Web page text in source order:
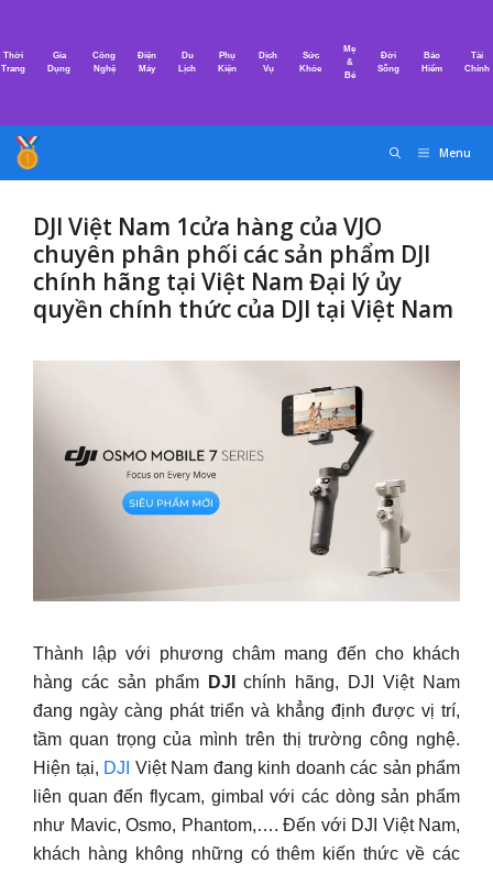
nội
Thời
Trang
Gia
Dụng
Công
Nghệ
Điện
Máy
Du
Lịch
Phụ
Kiện
Dịch
Vụ
Sức
Khỏe
Mẹ
&
Bé
Đời
Sống
Bảo
Hiểm
Tài
Chính
Menu
DJI Việt Nam 1cửa hàng của VJO
chuyên phân phối các sản phẩm DJI
chính hãng tại Việt Nam Đại lý ủy
quyền chính thức của DJI tại Việt Nam
Thành lập với phương châm mang đến cho khách
hàng các sản phẩm
DJI
chính hãng, DJI Việt Nam
đang ngày càng phát triển và khẳng định được vị trí,
tầm quan trọng của mình trên thị trường công nghệ.
Hiện tại, DJI Việt Nam đang kinh doanh các sản phẩm
liên quan đến flycam, gimbal với các dòng sản phẩm
như Mavic, Osmo, Phantom,…. Đến với DJI Việt Nam,
khách hàng không những có thêm kiến thức về các